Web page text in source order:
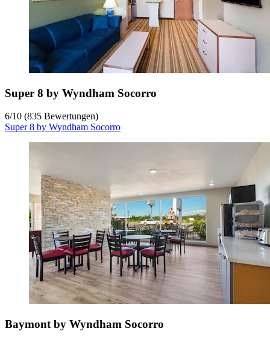
Super 8 by Wyndham Socorro
6/10 (835 Bewertungen)
Super 8 by Wyndham Socorro
Baymont by Wyndham Socorro